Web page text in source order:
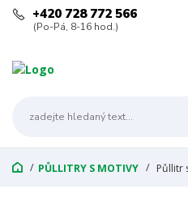
+420 728 772 566
(Po-Pá, 8-16 hod.)
PŮLLITRY S MOTIVY Půllitr